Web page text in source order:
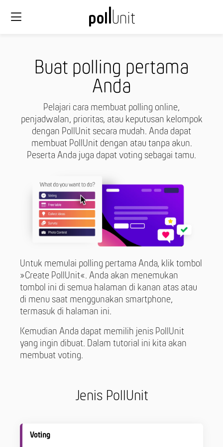
Buat polling pertama
Anda
Pelajari cara membuat polling online,
penjadwalan, prioritas, atau keputusan kelompok
dengan PollUnit secara mudah. Anda dapat
membuat PollUnit dengan atau tanpa akun.
Peserta Anda juga dapat voting sebagai tamu.
Untuk memulai polling pertama Anda, klik tombol
»Create PollUnit«. Anda akan menemukan
tombol ini di semua halaman di kanan atas atau
di menu saat menggunakan smartphone,
termasuk di halaman ini.
Kemudian Anda dapat memilih jenis PollUnit
yang ingin dibuat. Dalam tutorial ini kita akan
membuat voting.
Jenis PollUnit
Voting